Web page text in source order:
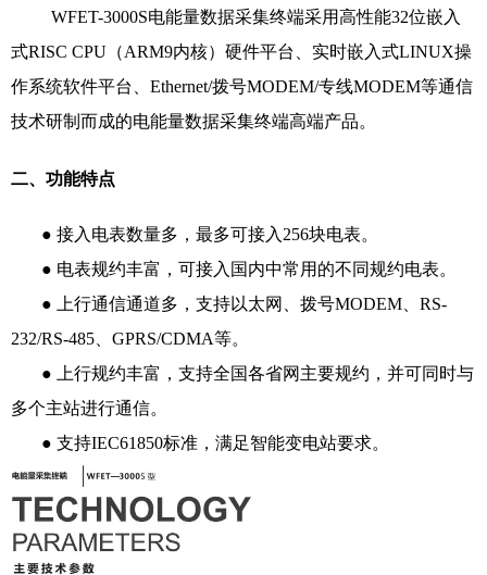
WFET-3000S电能量数据采集终端采用高性能32位嵌入
式RISC CPU（ARM9内核）硬件平台、实时嵌入式LINUX操
作系统软件平台、Ethernet/拨号MODEM/专线MODEM等通信
技术研制而成的电能量数据采集终端高端产品。
二、功能特点
● 接入电表数量多，最多可接入256块电表。
● 电表规约丰富，可接入国内中常用的不同规约电表。
● 上行通信通道多，支持以太网、拨号MODEM、RS-
232/RS-485、GPRS/CDMA等。
● 上行规约丰富，支持全国各省网主要规约，并可同时与
多个主站进行通信。
● 支持IEC61850标准，满足智能变电站要求。